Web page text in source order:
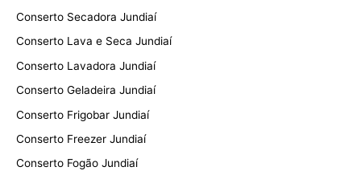
Conserto Secadora Jundiaí
Conserto Lava e Seca Jundiaí
Conserto Lavadora Jundiaí
Conserto Geladeira Jundiaí
Conserto Frigobar Jundiaí
Conserto Freezer Jundiaí
Conserto Fogão Jundiaí